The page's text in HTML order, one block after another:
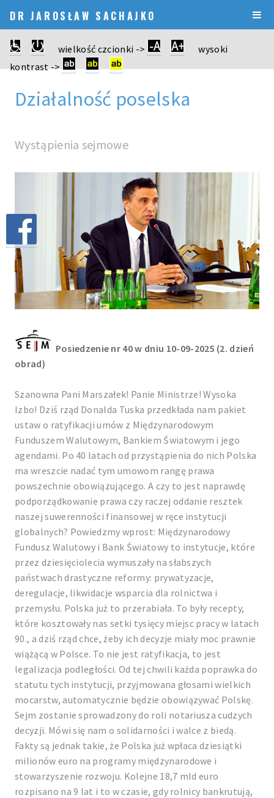
DR JAROSŁAW SACHAJKO
wielkość czcionki ->
wysoki
kontrast ->
Działalność poselska
Wystąpienia sejmowe
Posiedzenie nr 40 w dniu 10-09-2025 (2. dzień
obrad)
Szanowna Pani Marszałek! Panie Ministrze! Wysoka
Izbo! Dziś rząd Donalda Tuska przedkłada nam pakiet
ustaw o ratyfikacji umów z Międzynarodowym
Funduszem Walutowym, Bankiem Światowym i jego
agendami. Po 40 latach od przystąpienia do nich Polska
ma wreszcie nadać tym umowom rangę prawa
powszechnie obowiązującego. A czy to jest naprawdę
podporządkowanie prawa czy raczej oddanie resztek
naszej suwerenności finansowej w ręce instytucji
globalnych? Powiedzmy wprost: Międzynarodowy
Fundusz Walutowy i Bank Światowy to instytucje, które
przez dziesięciolecia wymuszały na słabszych
państwach drastyczne reformy: prywatyzacje,
deregulacje, likwidacje wsparcia dla rolnictwa i
przemysłu. Polska już to przerabiała. To były recepty,
które kosztowały nas setki tysięcy miejsc pracy w latach
90., a dziś rząd chce, żeby ich decyzje miały moc prawnie
wiążącą w Polsce. To nie jest ratyfikacja, to jest
legalizacja podległości. Od tej chwili każda poprawka do
statutu tych instytucji, przyjmowana głosami wielkich
mocarstw, automatycznie będzie obowiązywać Polskę.
Sejm zostanie sprowadzony do roli notariusza cudzych
decyzji. Mówi się nam o solidarności i walce z biedą.
Fakty są jednak takie, że Polska już wpłaca dziesiątki
milionów euro na programy międzynarodowe i
stowarzyszenie rozwoju. Kolejne 18,7 mld euro
rozpisano na 9 lat i to w czasie, gdy rolnicy bankrutują,